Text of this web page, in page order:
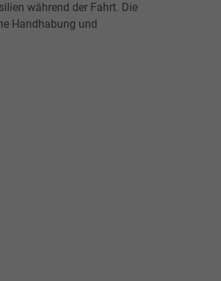
während der Fahrt. Die
Handhabung und